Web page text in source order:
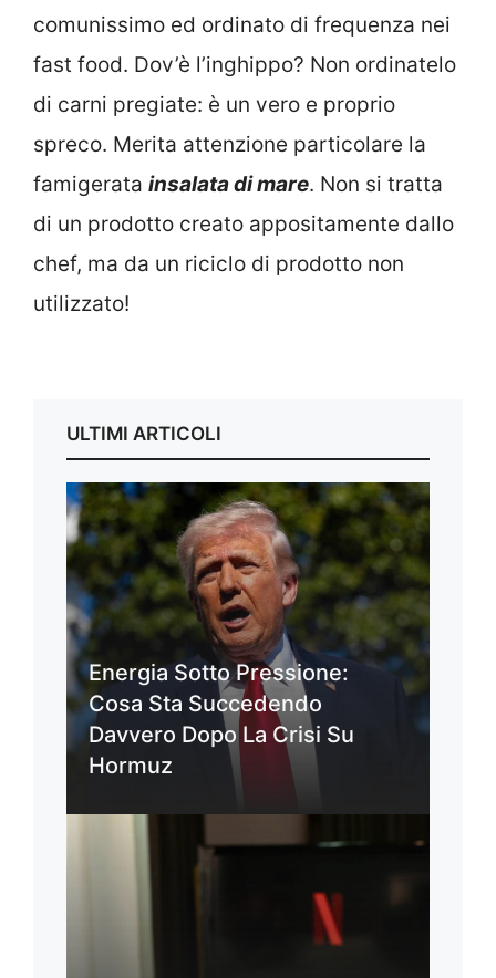
comunissimo ed ordinato di frequenza nei
fast food. Dov’è l’inghippo? Non ordinatelo
di carni pregiate: è un vero e proprio
spreco. Merita attenzione particolare la
famigerata insalata di mare. Non si tratta
di un prodotto creato appositamente dallo
chef, ma da un riciclo di prodotto non
utilizzato!
ULTIMI ARTICOLI
Energia Sotto Pressione:
Cosa Sta Succedendo
Davvero Dopo La Crisi Su
Hormuz